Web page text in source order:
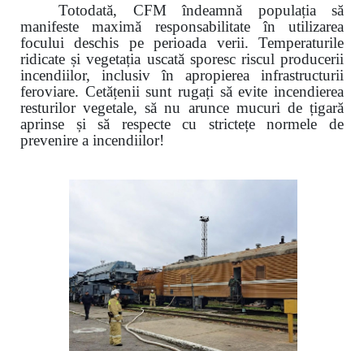
Totodată, CFM îndeamnă populația să
manifeste maximă responsabilitate în utilizarea
focului deschis pe perioada verii. Temperaturile
ridicate și vegetația uscată sporesc riscul producerii
incendiilor, inclusiv în apropierea infrastructurii
feroviare. Cetățenii sunt rugați să evite incendierea
resturilor vegetale, să nu arunce mucuri de țigară
aprinse și să respecte cu strictețe normele de
prevenire a incendiilor!